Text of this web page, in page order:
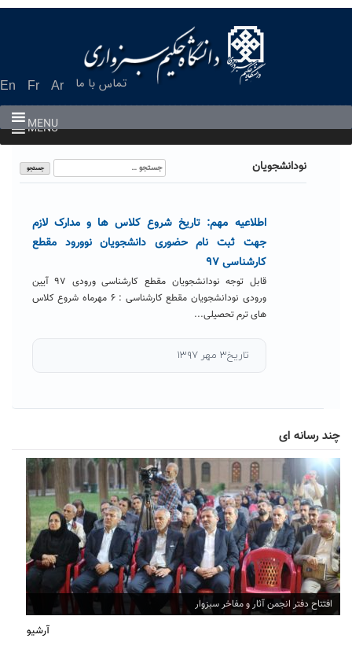
En Fr Ar تماس با ما
MENU
MENU
نودانشجویان
جستجو
برای:
اطلاعیه مهم: تاریخ شروع کلاس ها و مدارک لازم
جهت ثبت نام حضوری دانشجویان نوورود مقطع
کارشناسی ۹۷
قابل توجه نودانشجویان مقطع کارشناسی ورودی ۹۷ آیین
ورودی نودانشجویان مقطع کارشناسی : ۶ مهرماه شروع کلاس
های ترم تحصیلی...
تاریخ۳ مهر ۱۳۹۷
چند رسانه ای
افتتاح دفتر انجمن آثار و مفاخر سبزوار
آرشیو